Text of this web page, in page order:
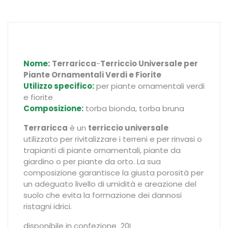
Nome: Terraricca-Terriccio Universale per
Piante Ornamentali Verdi e Fiorite
Utilizzo specifico:per piante ornamentali verdi
e fiorite
Composizione: torba bionda, torba bruna
Terraricca è un terriccio universale
utilizzato per rivitalizzare i terreni e per rinvasi o
trapianti di piante ornamentali, piante da
giardino o per piante da orto. La sua
composizione garantisce la giusta porosità per
un adeguato livello di umidità e areazione del
suolo che evita la formazione dei dannosi
ristagni idrici.
disponibile in confezione 20L